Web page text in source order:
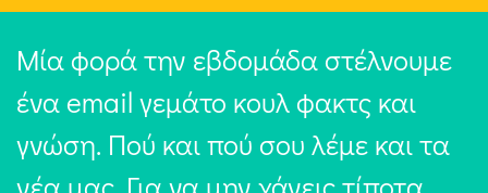
Μία φορά την εβδομάδα στέλνουμε
ένα email γεμάτο κουλ φακτς και
γνώση. Πού και πού σου λέμε και τα